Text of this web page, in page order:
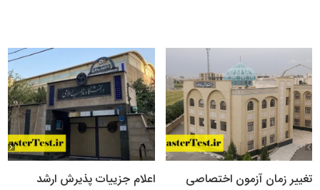
تغییر زمان آزمون اختصاصی
اعلام جزییات پذیرش ارشد